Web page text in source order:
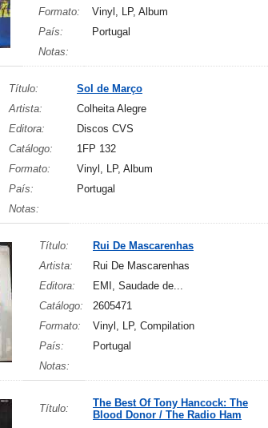
Formato:
Vinyl, LP, Album
País:
Portugal
Notas:
Título: Sol de Março
Artista:
Colheita Alegre
Editora:
Discos CVS
Catálogo:
1FP 132
Formato:
Vinyl, LP, Album
País:
Portugal
Notas:
Título: Rui De Mascarenhas
Artista:
Rui De Mascarenhas
Editora:
EMI, Saudade de...
Catálogo:
2605471
Formato:
Vinyl, LP, Compilation
País:
Portugal
Notas:
Título:
The Best Of Tony Hancock: The
Blood Donor / The Radio Ham